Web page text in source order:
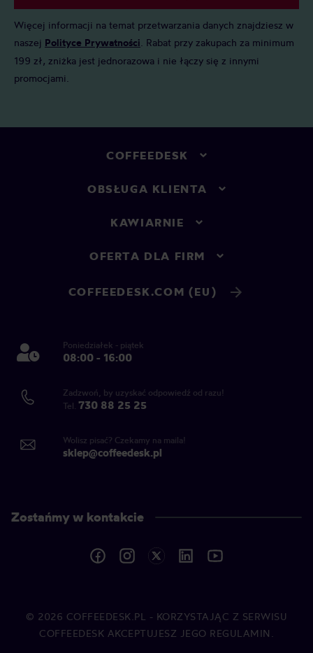
Więcej informacji na temat przetwarzania danych znajdziesz w
naszej Polityce Prywatności . Rabat przy zakupach za minimum
199 zł, zniżka jest jednorazowa i nie łączy się z innymi
promocjami.
COFFEEDESK
OBSŁUGA KLIENTA
KAWIARNIE
OFERTA DLA FIRM
COFFEEDESK.COM (EU)
Poniedziałek - piątek
08:00 - 16:00
Zadzwoń, by uzyskać odpowiedź od razu!
Tel. 730 88 25 25
Wolisz pisać? Czekamy na maila!
sklep@coffeedesk.pl
Zostańmy w kontakcie
© 2026 COFFEEDESK.PL
- KORZYSTAJĄC Z SERWISU
COFFEEDESK AKCEPTUJESZ JEGO REGULAMIN.